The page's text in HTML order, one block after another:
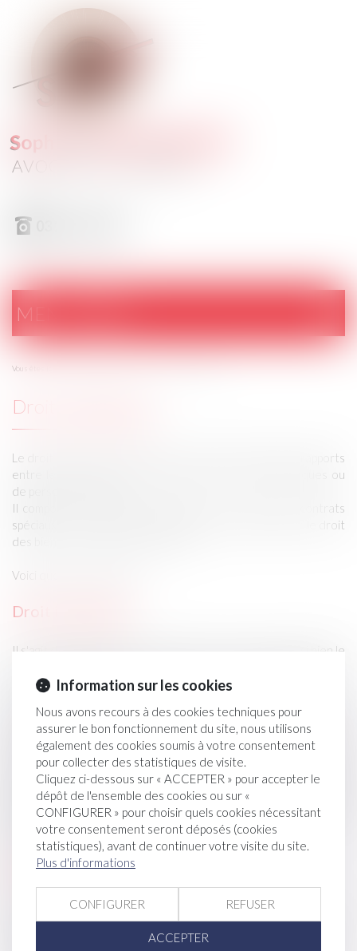
AVOCATS - SOLESMES
le
menu
MENU
Vous êtes ici :
Droit civil général
Le droit civil est une branche du droit privé qui régit les rapports
entre les personnes, qu'il s'agisse de personnes physiques ou
de personnes morales.
Il comporte : le droit des obligations et le droit des contrats
spéciaux ; le droit des personnes ; le droit de la famille ; le droit
des biens ; le droit des successions.
Voici quelques exemples :
Droit immobilier
Il s'agit d'une partie du droit des biens, et concerne aussi bien le
personnes publiques.
droit de la construction, le droit de l'urbanisme, le droit des
hypothèques, le droit des servitudes légales et
conventionnelles, le droit de la mitoyenneté, le droit de la
copropriété, le droit des associations foncières et des
associations syndicales, le droit du domaine public, le droit
applicable à certaines professions spécialisées, comme les
agents immobiliers, les notaires, les architectes, les maîtres
d'œuvre, etc…
Litiges Bailleurs-Locataires
Il existe des droits et des devoirs pour les propriétaires-
bailleurs et les locataires.
Il s’agit ici de conseiller, d’assister soit le(s) bailleur(s), soit le(s)
Information sur les cookies
Nous avons recours à des cookies techniques pour
assurer le bon fonctionnement du site, nous utilisons
également des cookies soumis à votre consentement
pour collecter des statistiques de visite.
Cliquez ci-dessous sur « ACCEPTER » pour accepter le
dépôt de l'ensemble des cookies ou sur «
CONFIGURER » pour choisir quels cookies nécessitant
votre consentement seront déposés (cookies
statistiques), avant de continuer votre visite du site.
Plus d'informations
CONFIGURER REFUSER
ACCEPTER